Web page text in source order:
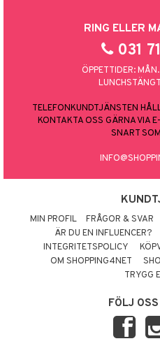
RING ELLER
031
ÖPPETTIDER:
TELEFONKUNDTJÄNSTEN
KONTAKTA OSS GÄRNA VIA
SNART
MIN PROFIL FRÅGOR & SVAR
ÄR DU EN INFLUENCER?
INTEGRITETSPOLICY
OM SHOPPING4NET
TRYGG
FÖLJ